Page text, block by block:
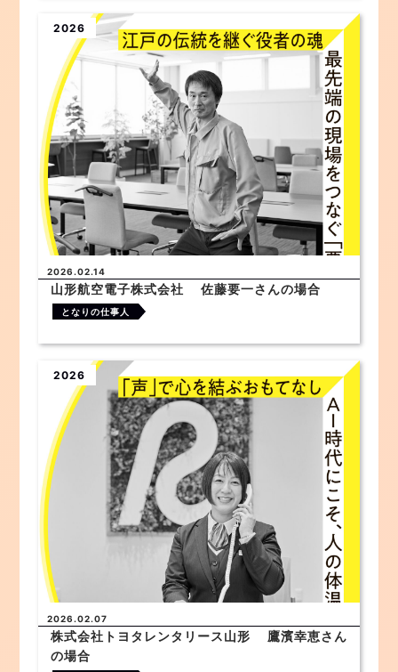
2026
2026.02.14
山形航空電子株式会社 佐藤要一さんの場合
となりの仕事人
2026
2026.02.07
株式会社トヨタレンタリース山形 鷹濱幸恵さん
の場合